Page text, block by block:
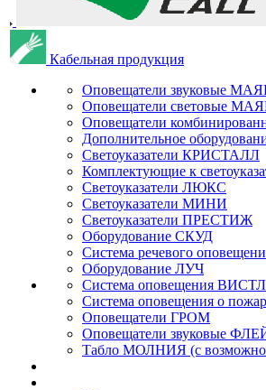
Кабельная продукция
Оповещатели звуковые
Оповещатели световые
Оповещатели
Дополнительное
Светоуказатели КРИСТАЛЛ
Комплектующие к
Светоуказатели ЛЮКС
Светоуказатели МИНИ
Светоуказатели ПРЕСТИЖ
Оборудование СКУД
Система речевого
Оборудование ЛУЧ
Система оповещения ВИСТЛ
Система оповещения о
Оповещатели ГРОМ
Оповещатели звуковые
Табло МОЛНИЯ (с